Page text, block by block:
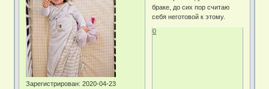
Зарегистрирован: 2020-04-23
браке, до сих пор считаю
себя неготовой к этому.
0